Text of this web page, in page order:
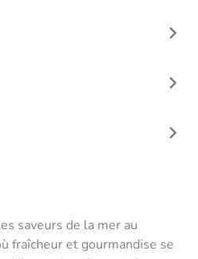
saveurs de la mer au
fraîcheur et gourmandise se